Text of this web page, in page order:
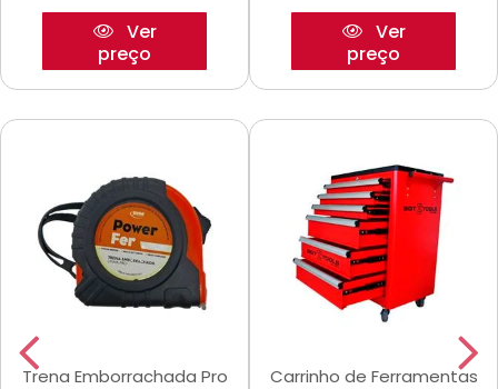
Ver
preço
Ver
preço
Trena Emborrachada Pro
Carrinho de Ferramentas